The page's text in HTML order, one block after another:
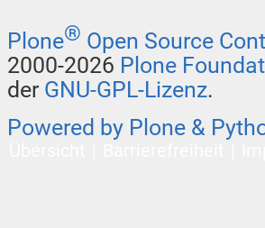
Plone® Open Source
2000-2026 Plone
der GNU-GPL-Lizenz.
Powered by Plone &